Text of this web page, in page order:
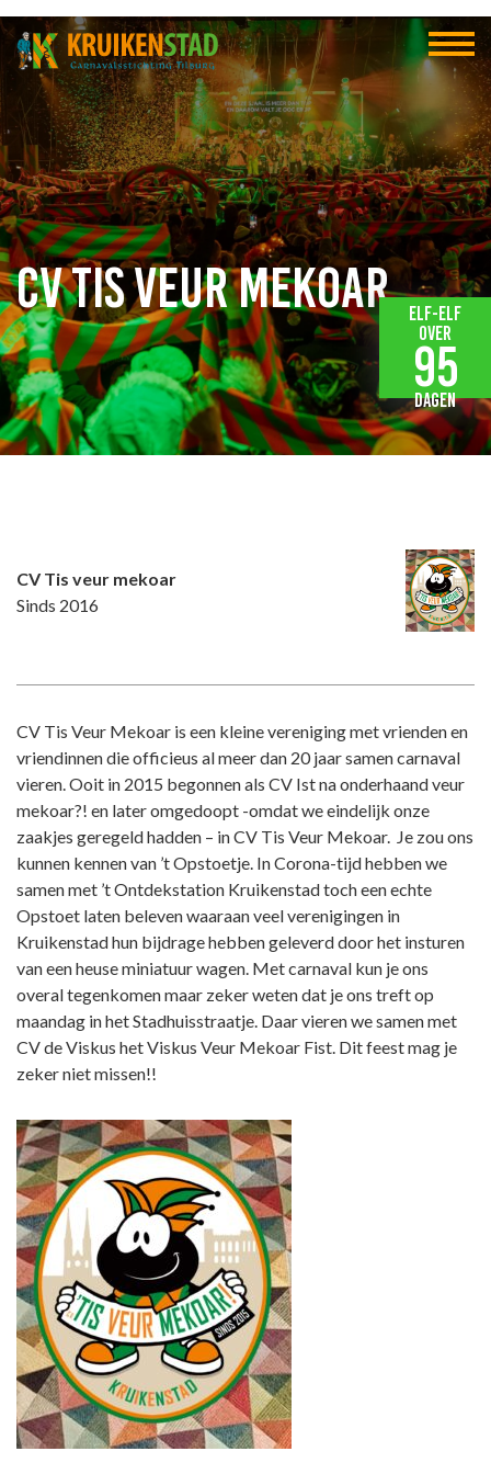
CV Tis veur mekoar
CV Tis veur mekoar
Sinds 2016
CV Tis Veur Mekoar is een kleine vereniging met vrienden en
vriendinnen die officieus al meer dan 20 jaar samen carnaval
vieren. Ooit in 2015 begonnen als CV Ist na onderhaand veur
mekoar?! en later omgedoopt -omdat we eindelijk onze
zaakjes geregeld hadden – in CV Tis Veur Mekoar. Je zou ons
kunnen kennen van ’t Opstoetje. In Corona-tijd hebben we
samen met ’t Ontdekstation Kruikenstad toch een echte
Opstoet laten beleven waaraan veel verenigingen in
Kruikenstad hun bijdrage hebben geleverd door het insturen
van een heuse miniatuur wagen. Met carnaval kun je ons
overal tegenkomen maar zeker weten dat je ons treft op
maandag in het Stadhuisstraatje. Daar vieren we samen met
CV de Viskus het Viskus Veur Mekoar Fist. Dit feest mag je
zeker niet missen!!
Elf-elf
over
95
dagen